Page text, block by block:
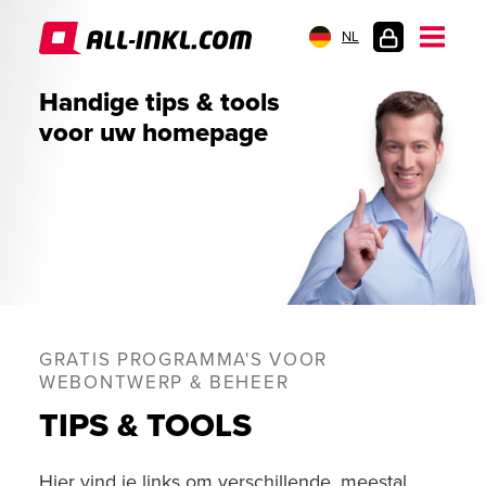
NL
Handige tips & tools
voor uw homepage
GRATIS PROGRAMMA'S VOOR
WEBONTWERP & BEHEER
TIPS & TOOLS